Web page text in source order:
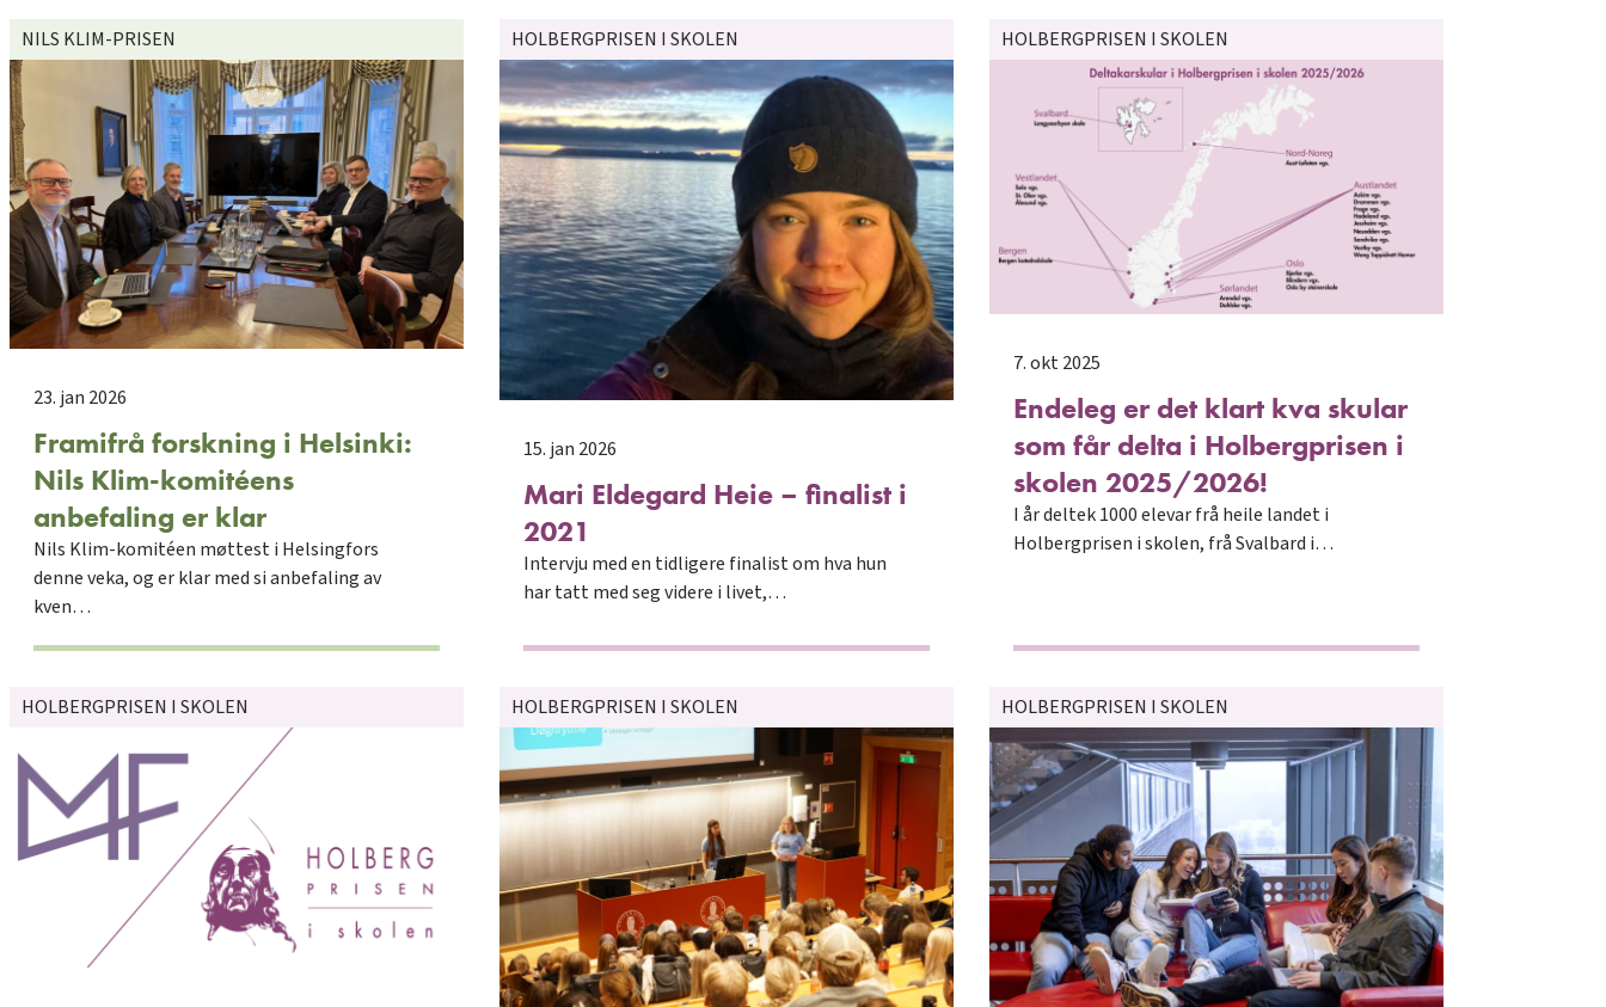
NILS KLIM-PRISEN
23. jan 2026
Framifrå forskning i Helsinki:
Nils Klim-komitéens
anbefaling er klar
Nils Klim‑komitéen møttest i Helsingfors
denne veka, og er klar med si anbefaling av
kven…
HOLBERGPRISEN I SKOLEN
15. jan 2026
Mari Eldegard Heie – finalist i
2021
Intervju med en tidligere finalist om hva hun
har tatt med seg videre i livet,…
HOLBERGPRISEN I SKOLEN
7. okt 2025
Endeleg er det klart kva skular
som får delta i Holbergprisen i
skolen 2025/2026!
I år deltek 1000 elevar frå heile landet i
Holbergprisen i skolen, frå Svalbard i…
HOLBERGPRISEN I SKOLEN HOLBERGPRISEN I SKOLEN HOLBERGPRISEN I SKOLEN